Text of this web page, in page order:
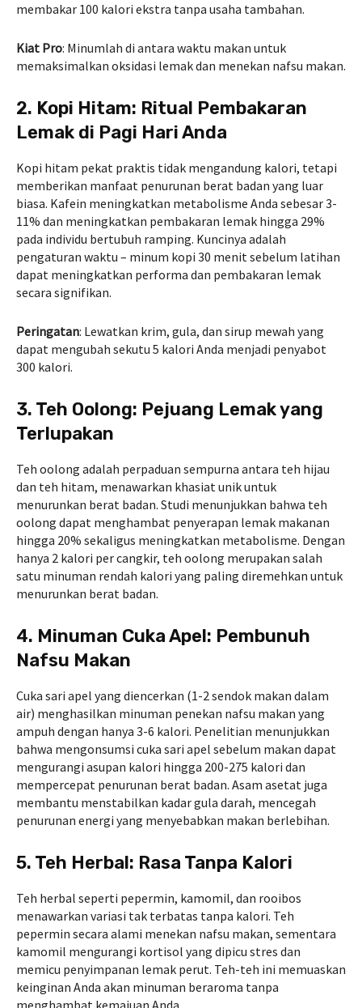
membakar 100 kalori ekstra tanpa usaha tambahan.
Kiat Pro: Minumlah di antara waktu makan untuk
memaksimalkan oksidasi lemak dan menekan nafsu makan.
2. Kopi Hitam: Ritual Pembakaran
Lemak di Pagi Hari Anda
Kopi hitam pekat praktis tidak mengandung kalori, tetapi
memberikan manfaat penurunan berat badan yang luar
biasa. Kafein meningkatkan metabolisme Anda sebesar 3-
11% dan meningkatkan pembakaran lemak hingga 29%
pada individu bertubuh ramping. Kuncinya adalah
pengaturan waktu – minum kopi 30 menit sebelum latihan
dapat meningkatkan performa dan pembakaran lemak
secara signifikan.
Peringatan: Lewatkan krim, gula, dan sirup mewah yang
dapat mengubah sekutu 5 kalori Anda menjadi penyabot
300 kalori.
3. Teh Oolong: Pejuang Lemak yang
Terlupakan
Teh oolong adalah perpaduan sempurna antara teh hijau
dan teh hitam, menawarkan khasiat unik untuk
menurunkan berat badan. Studi menunjukkan bahwa teh
oolong dapat menghambat penyerapan lemak makanan
hingga 20% sekaligus meningkatkan metabolisme. Dengan
hanya 2 kalori per cangkir, teh oolong merupakan salah
satu minuman rendah kalori yang paling diremehkan untuk
menurunkan berat badan.
4. Minuman Cuka Apel: Pembunuh
Nafsu Makan
Cuka sari apel yang diencerkan (1-2 sendok makan dalam
air) menghasilkan minuman penekan nafsu makan yang
ampuh dengan hanya 3-6 kalori. Penelitian menunjukkan
bahwa mengonsumsi cuka sari apel sebelum makan dapat
mengurangi asupan kalori hingga 200-275 kalori dan
mempercepat penurunan berat badan. Asam asetat juga
membantu menstabilkan kadar gula darah, mencegah
penurunan energi yang menyebabkan makan berlebihan.
5. Teh Herbal: Rasa Tanpa Kalori
Teh herbal seperti pepermin, kamomil, dan rooibos
menawarkan variasi tak terbatas tanpa kalori. Teh
pepermin secara alami menekan nafsu makan, sementara
kamomil mengurangi kortisol yang dipicu stres dan
memicu penyimpanan lemak perut. Teh-teh ini memuaskan
keinginan Anda akan minuman beraroma tanpa
menghambat kemajuan Anda.